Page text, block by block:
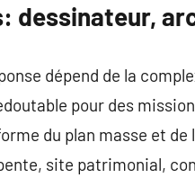
dessinateur,
dépend de la
pour des
du plan masse et
site patrimonial,